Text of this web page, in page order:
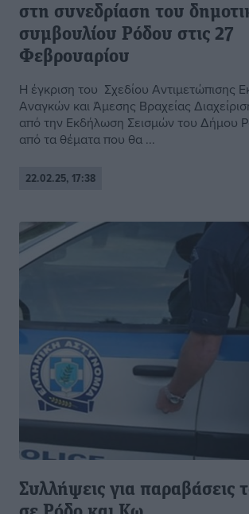
στη συνεδρίαση του
συμβουλίου Ρόδου στις 27
Φεβρουαρίου
Η έγκριση του Σχεδίου Αντιμετώπισης
Αναγκών και Άμεσης Βραχείας
από την Εκδήλωση Σεισμών του Δήμου
από τα θέματα που θα ...
22.02.25, 17:38
Συλλήψεις για παραβάσεις